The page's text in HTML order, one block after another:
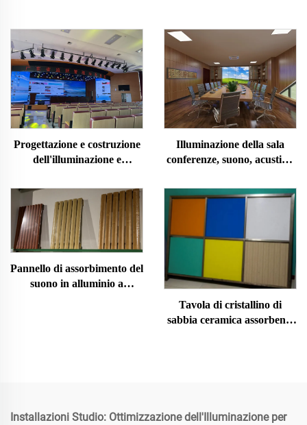
Progettazione e costruzione
dell'illuminazione e
Illuminazione della sala
conferenze, suono, acustica,
installazione
Pannello di assorbimento del
suono in alluminio a
Tavola di cristallino di
sabbia ceramica assorbente
Installazioni Studio: Ottimizzazione dell'Illuminazione per